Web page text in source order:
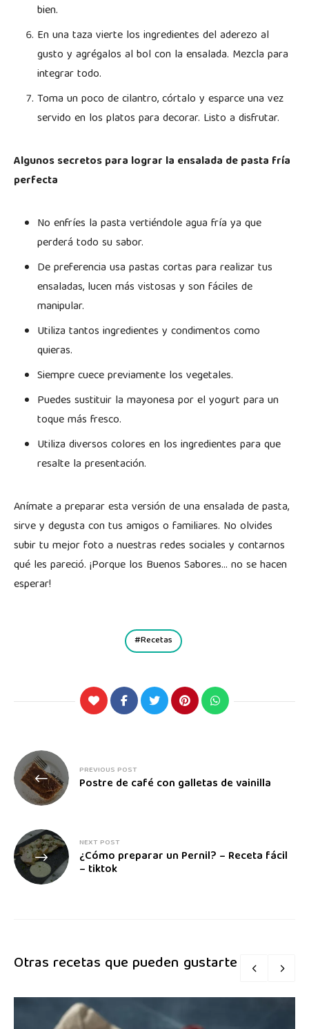
bien.
En una taza vierte los ingredientes del aderezo al
gusto y agrégalos al bol con la ensalada. Mezcla para
integrar todo.
Toma un poco de cilantro, córtalo y esparce una vez
servido en los platos para decorar. Listo a disfrutar.
Algunos secretos para lograr la ensalada de pasta fría
perfecta
No enfríes la pasta vertiéndole agua fría ya que
perderá todo su sabor.
De preferencia usa pastas cortas para realizar tus
ensaladas, lucen más vistosas y son fáciles de
manipular.
Utiliza tantos ingredientes y condimentos como
quieras.
Siempre cuece previamente los vegetales.
Puedes sustituir la mayonesa por el yogurt para un
toque más fresco.
Utiliza diversos colores en los ingredientes para que
resalte la presentación.
Anímate a preparar esta versión de una ensalada de pasta,
sirve y degusta con tus amigos o familiares. No olvides
subir tu mejor foto a nuestras redes sociales y contarnos
qué les pareció. ¡Porque los Buenos Sabores… no se hacen
esperar!
Recetas
PREVIOUS POST
Postre de café con galletas de vainilla
NEXT POST
¿Cómo preparar un Pernil? – Receta fácil
– tiktok
Otras recetas que pueden gustarte